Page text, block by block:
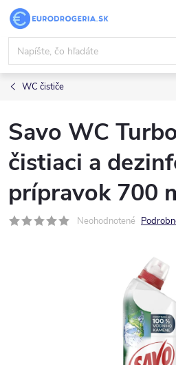
Prejsť
obsah
WC čističe
Savo WC
čistiaci a
prípravok 700
Neohodnotené